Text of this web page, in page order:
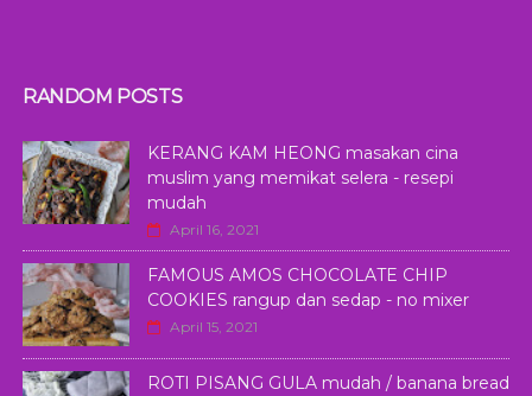
RANDOM POSTS
KERANG KAM HEONG masakan cina
muslim yang memikat selera - resepi
mudah
April 16, 2021
FAMOUS AMOS CHOCOLATE CHIP
COOKIES rangup dan sedap - no mixer
April 15, 2021
ROTI PISANG GULA mudah / banana bread